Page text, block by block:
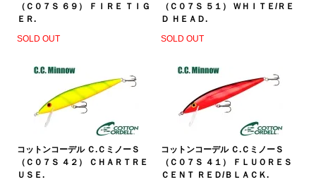
（Ｃ０７Ｓ ６９） ＦＩＲＥ ＴＩＧ
ＥＲ.
SOLD OUT
（Ｃ０７Ｓ ５１） ＷＨＩＴＥ/ＲＥ
Ｄ ＨＥＡＤ.
SOLD OUT
コットンコーデル Ｃ.ＣミノーＳ
（Ｃ０７Ｓ ４２） ＣＨＡＲＴＲＥ
ＵＳＥ.
コットンコーデル Ｃ.ＣミノーＳ
（Ｃ０７Ｓ ４１） ＦＬＵＯＲＥＳ
ＣＥＮＴ ＲＥＤ/ＢＬＡＣＫ.